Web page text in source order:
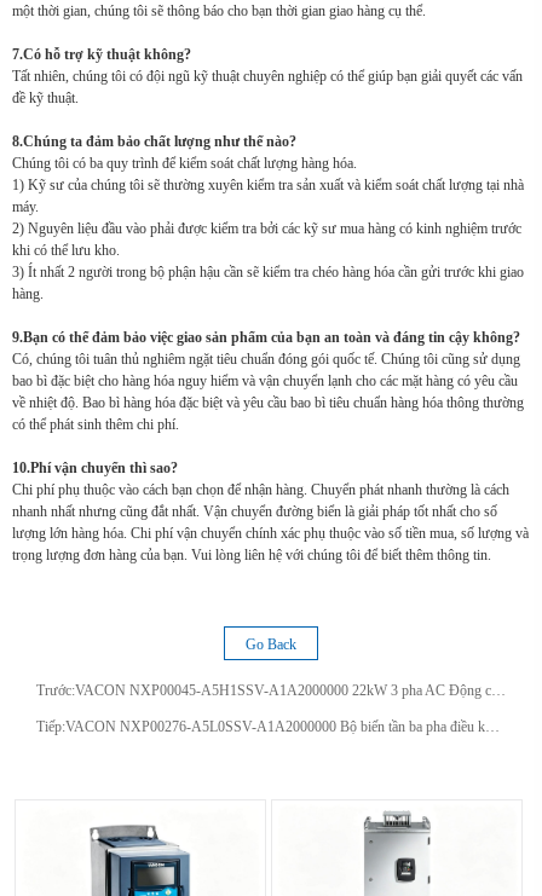
một thời gian, chúng tôi sẽ thông báo cho bạn thời gian giao hàng cụ thể.
7.Có hỗ trợ kỹ thuật không?
Tất nhiên, chúng tôi có đội ngũ kỹ thuật chuyên nghiệp có thể giúp bạn giải quyết các vấn
đề kỹ thuật.
8.Chúng ta đảm bảo chất lượng như thế nào?
Chúng tôi có ba quy trình để kiểm soát chất lượng hàng hóa.
1) Kỹ sư của chúng tôi sẽ thường xuyên kiểm tra sản xuất và kiểm soát chất lượng tại nhà
máy.
2) Nguyên liệu đầu vào phải được kiểm tra bởi các kỹ sư mua hàng có kinh nghiệm trước
khi có thể lưu kho.
3) Ít nhất 2 người trong bộ phận hậu cần sẽ kiểm tra chéo hàng hóa cần gửi trước khi giao
hàng.
9.Bạn có thể đảm bảo việc giao sản phẩm của bạn an toàn và đáng tin cậy không?
Có, chúng tôi tuân thủ nghiêm ngặt tiêu chuẩn đóng gói quốc tế. Chúng tôi cũng sử dụng
bao bì đặc biệt cho hàng hóa nguy hiểm và vận chuyển lạnh cho các mặt hàng có yêu cầu
về nhiệt độ. Bao bì hàng hóa đặc biệt và yêu cầu bao bì tiêu chuẩn hàng hóa thông thường
có thể phát sinh thêm chi phí.
10.Phí vận chuyển thì sao?
Chi phí phụ thuộc vào cách bạn chọn để nhận hàng. Chuyển phát nhanh thường là cách
nhanh nhất nhưng cũng đắt nhất. Vận chuyển đường biển là giải pháp tốt nhất cho số
lượng lớn hàng hóa. Chi phí vận chuyển chính xác phụ thuộc vào số tiền mua, số lượng và
trọng lượng đơn hàng của bạn. Vui lòng liên hệ với chúng tôi để biết thêm thông tin.
Go Back
Trước:VACON NXP00045-A5H1SSV-A1A2000000 22kW 3 pha AC Động cơ vector hiệu suất cao - Bộ biến tần VFD tốc độ biến thể IP54
Tiếp:VACON NXP00276-A5L0SSV-A1A2000000 Bộ biến tần ba pha điều khiển vector VFD 525-690V 27A